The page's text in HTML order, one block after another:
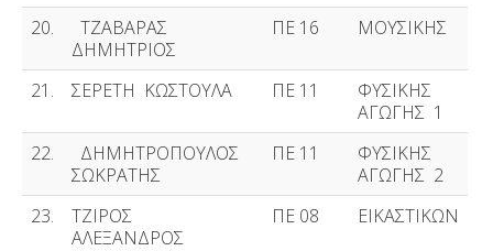
20.
ΤΖΑΒΑΡΑΣ
ΔΗΜΗΤΡΙΟΣ
ΠΕ 16 ΜΟΥΣΙΚΗΣ
21. ΣΕΡΕΤΗ ΚΩΣΤΟΥΛΑ ΠΕ 11
ΦΥΣΙΚΗΣ
ΑΓΩΓΗΣ 1
22.
ΔΗΜΗΤΡΟΠΟΥΛΟΣ
ΣΩΚΡΑΤΗΣ
ΠΕ 11
ΦΥΣΙΚΗΣ
ΑΓΩΓΗΣ 2
23.
ΤΖΙΡΟΣ
ΑΛΕΞΑΝΔΡΟΣ
ΠΕ 08 ΕΙΚΑΣΤΙΚΩΝ